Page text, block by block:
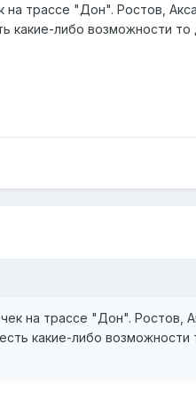
трассе "Дон". Ростов,
какие-либо возможности то
на трассе "Дон". Ростов,
какие-либо возможности